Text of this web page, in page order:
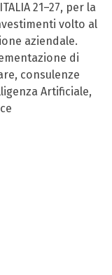
21–27, per la
volto al
aziendale.
di
consulenze
Artificiale,